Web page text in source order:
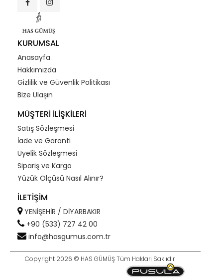
KURUMSAL
Anasayfa
Hakkımızda
Gizlilik ve Güvenlik Politikası
Bize Ulaşın
MÜŞTERİ İLİŞKİLERİ
Satış Sözleşmesi
İade ve Garanti
Üyelik Sözleşmesi
Sipariş ve Kargo
Yüzük Ölçüsü Nasıl Alınır?
İLETİŞİM
YENİŞEHİR / DİYARBAKIR
+90 (533) 727 42 00
info@hasgumus.com.tr
Copyright 2026 © HAS GÜMÜŞ Tüm Hakları Saklıdır